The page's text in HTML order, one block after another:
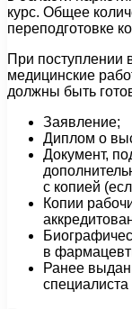
курс. Общее
переподготовке
При поступлении
медицинские
должны быть
Заявление;
Диплом о
Документ,
с копией
Копии
в
Ранее